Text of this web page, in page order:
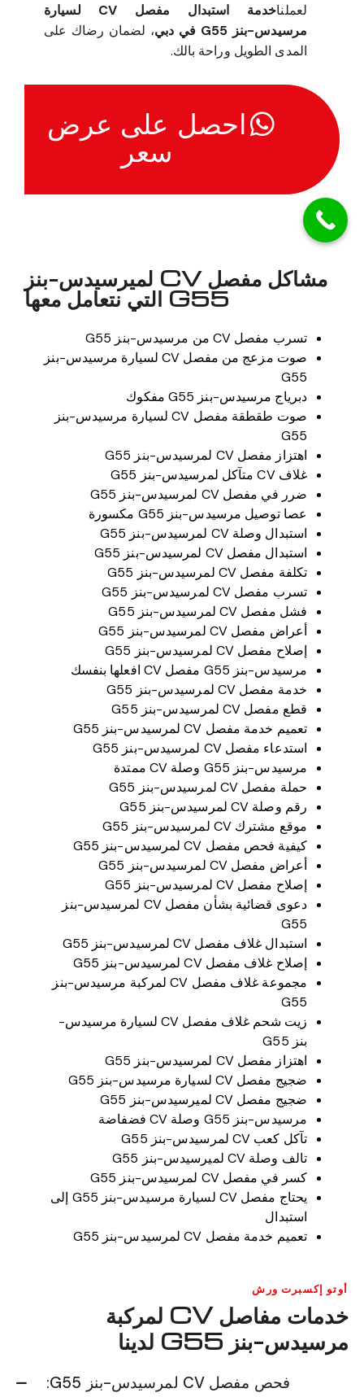
لعملنا
خدمة استبدال مفصل CV لسيارة
مرسيدس-بنز G55 في دبي
، لضمان رضاك على
المدى الطويل وراحة بالك.
احصل على عرض
سعر
مشاكل مفصل CV لميرسيدس-بنز
G55 التي نتعامل معها
تسرب مفصل CV من مرسيدس-بنز G55
صوت مزعج من مفصل CV لسيارة مرسيدس-بنز
G55
دبرياج مرسيدس-بنز G55 مفكوك
صوت طقطقة مفصل CV لسيارة مرسيدس-بنز
G55
اهتزاز مفصل CV لمرسيدس-بنز G55
غلاف CV متآكل لمرسيدس-بنز G55
ضرر في مفصل CV لمرسيدس-بنز G55
عصا توصيل مرسيدس-بنز G55 مكسورة
استبدال وصلة CV لمرسيدس-بنز G55
استبدال مفصل CV لمرسيدس-بنز G55
تكلفة مفصل CV لمرسيدس-بنز G55
تسرب مفصل CV لمرسيدس-بنز G55
فشل مفصل CV لمرسيدس-بنز G55
أعراض مفصل CV لمرسيدس-بنز G55
إصلاح مفصل CV لمرسيدس-بنز G55
مرسيدس-بنز G55 مفصل CV افعلها بنفسك
خدمة مفصل CV لمرسيدس-بنز G55
قطع مفصل CV لمرسيدس-بنز G55
تعميم خدمة مفصل CV لمرسيدس-بنز G55
استدعاء مفصل CV لمرسيدس-بنز G55
مرسيدس-بنز G55 وصلة CV ممتدة
حملة مفصل CV لمرسيدس-بنز G55
رقم وصلة CV لمرسيدس-بنز G55
موقع مشترك CV لمرسيدس-بنز G55
كيفية فحص مفصل CV لمرسيدس-بنز G55
أعراض مفصل CV لمرسيدس-بنز G55
إصلاح مفصل CV لمرسيدس-بنز G55
دعوى قضائية بشأن مفصل CV لمرسيدس-بنز
G55
استبدال غلاف مفصل CV لمرسيدس-بنز G55
إصلاح غلاف مفصل CV لمرسيدس-بنز G55
مجموعة غلاف مفصل CV لمركبة مرسيدس-بنز
G55
زيت شحم غلاف مفصل CV لسيارة مرسيدس-
بنز G55
اهتزاز مفصل CV لمرسيدس-بنز G55
ضجيج مفصل CV لسيارة مرسيدس-بنز G55
ضجيج مفصل CV لميرسيدس-بنز G55
مرسيدس-بنز G55 وصلة CV فضفاضة
تآكل كعب CV لمرسيدس-بنز G55
تالف وصلة CV لميرسيدس-بنز G55
كسر في مفصل CV لمرسيدس-بنز G55
يحتاج مفصل CV لسيارة مرسيدس-بنز G55 إلى
استبدال
تعميم خدمة مفصل CV لمرسيدس-بنز G55
أوتو إكسبرت ورش
خدمات مفاصل CV لمركبة
مرسيدس-بنز G55 لدينا
فحص مفصل CV لمرسيدس-بنز G55: